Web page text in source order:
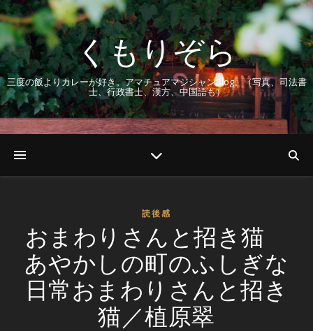
くもりぞら
三度の飯よりカレーが好き。アマチュアマジシャンBlog。（写真、司法書
士、行政書士、漢方、中国語も）
読後感
おまわりさんと招き猫
あやかしの町のふしぎな
日常おまわりさんと招き
猫／植原翠